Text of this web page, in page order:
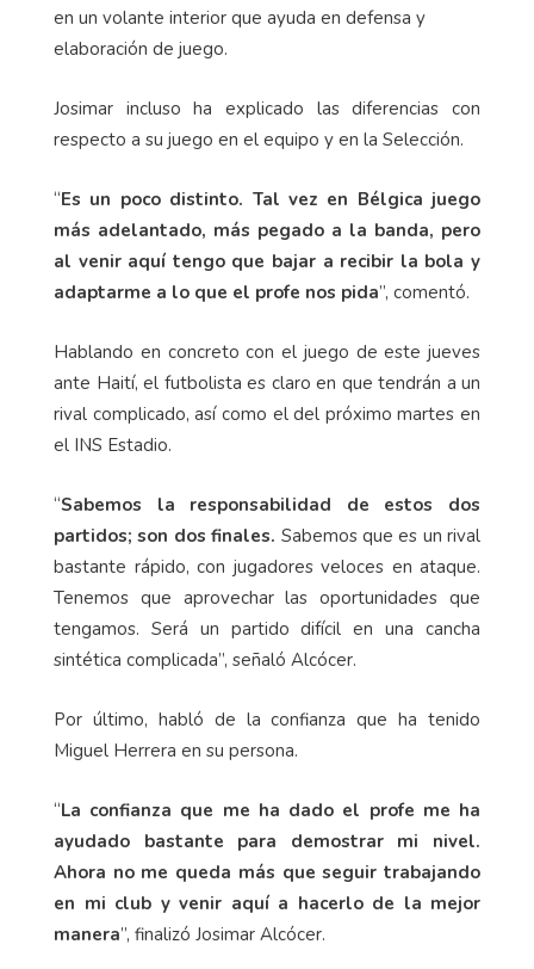
en un volante interior que ayuda en defensa y
elaboración de juego.
Josimar incluso ha explicado las diferencias con
respecto a su juego en el equipo y en la Selección.
“Es un poco distinto. Tal vez en Bélgica juego
más adelantado, más pegado a la banda, pero
al venir aquí tengo que bajar a recibir la bola y
adaptarme a lo que el profe nos pida”, comentó.
Hablando en concreto con el juego de este jueves
ante Haití, el futbolista es claro en que tendrán a un
rival complicado, así como el del próximo martes en
el INS Estadio.
“Sabemos la responsabilidad de estos dos
partidos; son dos finales. Sabemos que es un rival
bastante rápido, con jugadores veloces en ataque.
Tenemos que aprovechar las oportunidades que
tengamos. Será un partido difícil en una cancha
sintética complicada”, señaló Alcócer.
Por último, habló de la confianza que ha tenido
Miguel Herrera en su persona.
“La confianza que me ha dado el profe me ha
ayudado bastante para demostrar mi nivel.
Ahora no me queda más que seguir trabajando
en mi club y venir aquí a hacerlo de la mejor
manera”, finalizó Josimar Alcócer.